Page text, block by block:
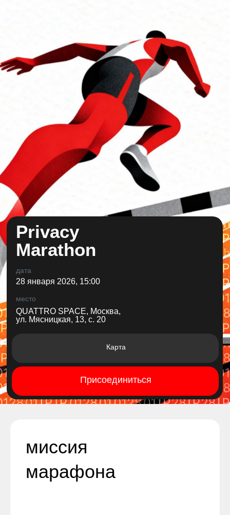
28 января 2026, 15:00
дата
Присоединиться
Privacy
Marathon
Карта
QUATTRO SPACE, Москва,
ул. Мясницкая, 13, с. 20
место
миссия
марафона